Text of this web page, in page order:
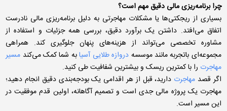
چرا برنامه‌ریزی مالی دقیق مهم است؟
بسیاری از ریجکتی‌ها یا مشکلات مهاجرتی به دلیل برنامه‌ریزی مالی نادرست
اتفاق می‌افتد. داشتن یک برآورد دقیق، بررسی همه جزئیات و استفاده از
مشاوره تخصصی می‌تواند از هزینه‌های پنهان جلوگیری کند. همراهی
مجموعه‌ای باتجربه مانند موسسه دروازه طلایی آسیابه شما کمک می‌کند مسیر
مهاجرت را با کمترین ریسک و بیشترین شفافیت طی کنید.
اگر قصد مهاجرت دارید، قبل از هر اقدامی یک بودجه‌بندی دقیق انجام دهید؛
مهاجرت یک پروژه مالی جدی است و تصمیم آگاهانه، اولین قدم موفقیت در
این مسیر است.